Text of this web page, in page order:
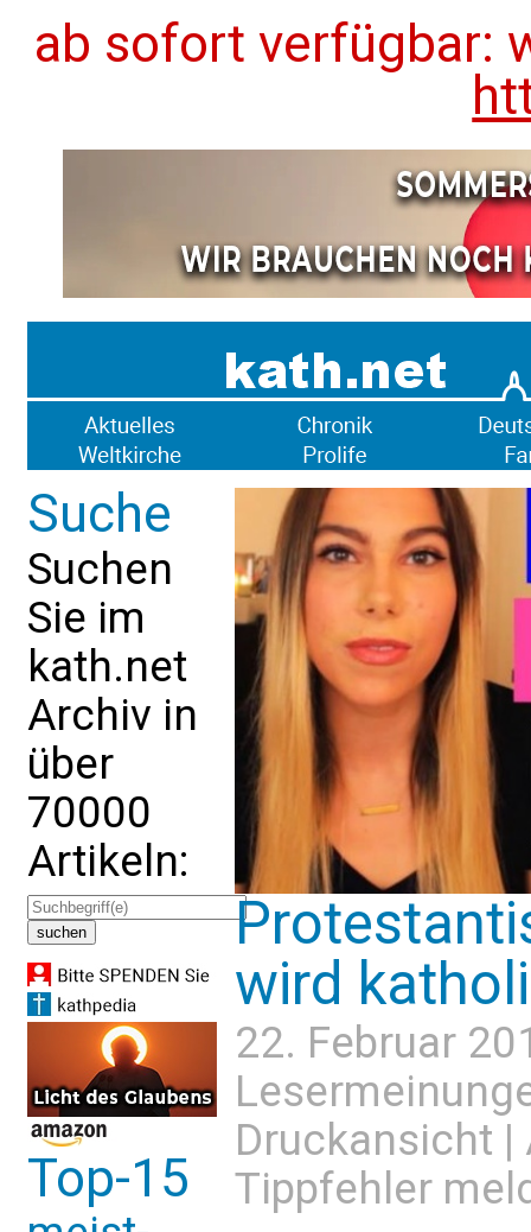
ab sofort verfügbar:
Suche
Suchen
Sie im
kath.net
Archiv in
über
70000
Artikeln:
Top-15
wird
22. Februar
Druckansicht |
Tippfehler